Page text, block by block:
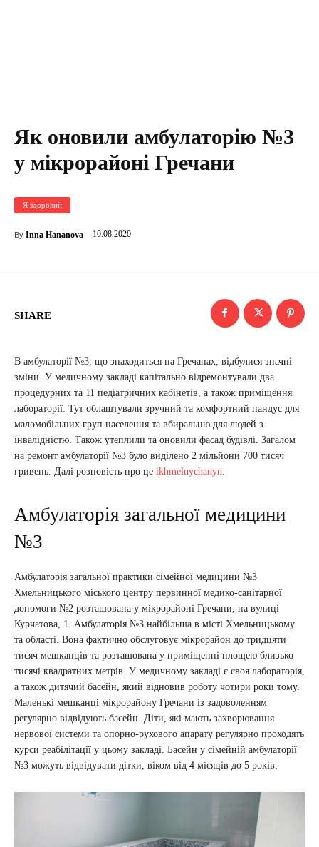
Як оновили амбулаторію №3
у мікрорайоні Гречани
Я здоровий
By Inna Hananova 10.08.2020
SHARE
В амбулаторії №3, що знаходиться на Гречанах, відбулися значні
зміни. У медичному закладі капітально відремонтували два
процедурних та 11 педіатричних кабінетів, а також приміщення
лабораторії. Тут облаштували зручний та комфортний пандус для
маломобільних груп населення та вбиральню для людей з
інвалідністю. Також утеплили та оновили фасад будівлі. Загалом
на ремонт амбулаторії №3 було виділено 2 мільйони 700 тисяч
гривень. Далі розповість про це ikhmelnychanyn
Амбулаторія загальної медицини
№3
Амбулаторія загальної практики сімейної медицини №3
Хмельницького міського центру первинної медико-санітарної
допомоги №2 розташована у мікрорайоні Гречани, на вулиці
Курчатова, 1. Амбулаторія №3 найбільша в місті Хмельницькому
та області. Вона фактично обслуговує мікрорайон до тридцяти
тисяч мешканців та розташована у приміщенні площею близько
тисячі квадратних метрів. У медичному закладі є своя лабораторія,
а також дитячий басейн, який відновив роботу чотири роки тому.
Маленькі мешканці мікрорайону Гречани із задоволенням
регулярно відвідують басейн. Діти, які мають захворювання
нервової системи та опорно-рухового апарату регулярно проходять
курси реабілітації у цьому закладі. Басейн у сімейній амбулаторії
№3 можуть відвідувати дітки, віком від 4 місяців до 5 років.